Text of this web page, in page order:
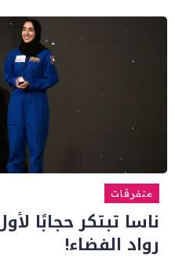
متفرقات
ناسا تبتكر حجابًا
رواد الفضاء!